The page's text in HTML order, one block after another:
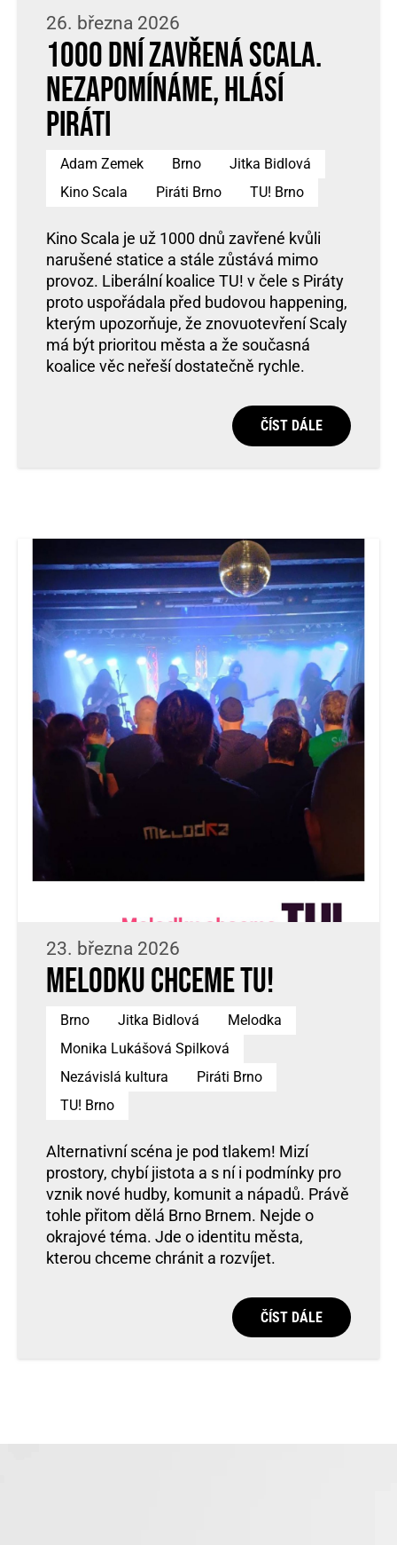
26. března 2026
1000 dní zavřená Scala.
Nezapomínáme, hlásí
Piráti
Adam Zemek Brno
Jitka Bidlová
Kino Scala
Piráti Brno TU! Brno
Kino Scala je už 1000 dnů zavřené kvůli
narušené statice a stále zůstává mimo
provoz. Liberální koalice TU! v čele s Piráty
proto uspořádala před budovou happening,
kterým upozorňuje, že znovuotevření Scaly
má být prioritou města a že současná
koalice věc neřeší dostatečně rychle.
ČÍST DÁLE
23. března 2026
Melodku chceme TU!
Brno Jitka Bidlová
Melodka
Monika Lukášová Spilková
Nezávislá kultura
Piráti Brno
TU! Brno
Alternativní scéna je pod tlakem! Mizí
prostory, chybí jistota a s ní i podmínky pro
vznik nové hudby, komunit a nápadů. Právě
tohle přitom dělá Brno Brnem. Nejde o
okrajové téma. Jde o identitu města,
kterou chceme chránit a rozvíjet.
ČÍST DÁLE